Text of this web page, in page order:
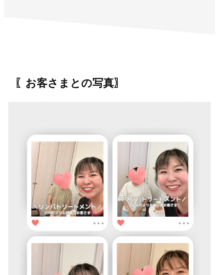
〖お客さまとの写真〗